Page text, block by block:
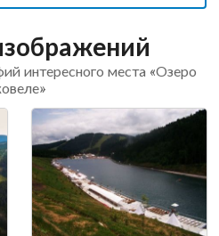
интересного места «Озеро